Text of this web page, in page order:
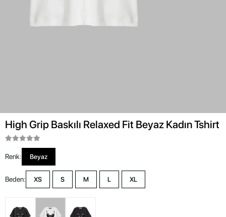
High Grip Baskılı Relaxed Fit Beyaz Kadın Tshirt
Renk: Beyaz
Beden: XS S M L XL